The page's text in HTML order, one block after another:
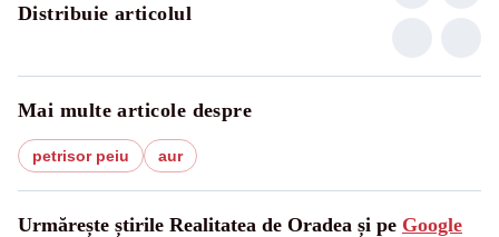
Distribuie articolul
Mai multe articole despre
petrisor peiu aur
Urmărește știrile Realitatea de Oradea și pe Google